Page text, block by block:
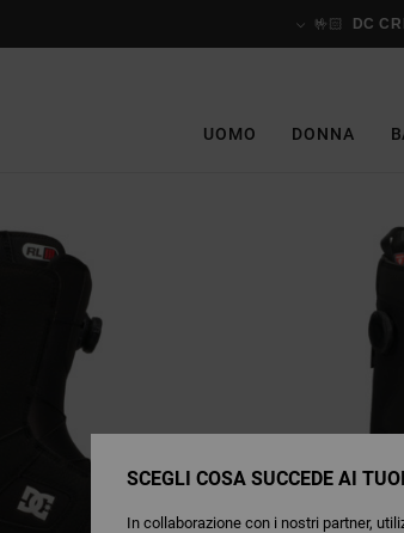
🤟🏻 DC
UOMO DONNA
SCEGLI COSA SUCCEDE AI
In collaborazione con i nostri partner,